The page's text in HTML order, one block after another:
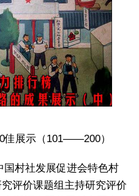
佳展示（101——200）
国村社发展促进会特色村
评价课题组主持研究评价